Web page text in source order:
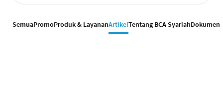
SemuaPromoProduk & LayananArtikelTentang BCA SyariahDokumen